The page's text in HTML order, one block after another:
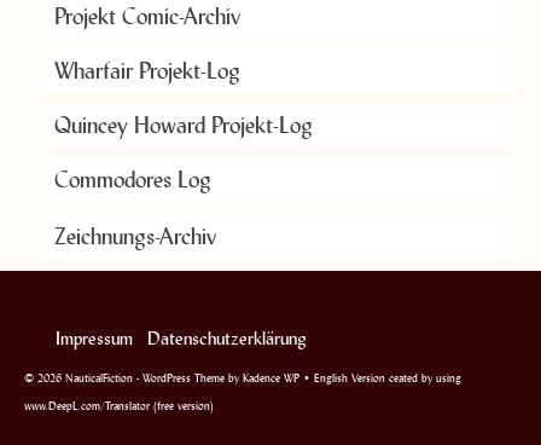
Projekt Comic-Archiv
Wharfair Projekt-Log
Quincey Howard Projekt-Log
Commodores Log
Zeichnungs-Archiv
Impressum Datenschutzerklärung
© 2026 NauticalFiction - WordPress Theme byKadence WP • English Version ceated by using
www.DeepL.com/Translator (free version)